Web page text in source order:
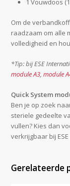
1 Vouwdoos
Om de
raadzaam om alle
volledigheid en
*Tip: bij ESE
module A3,module
Quick System
Ben je op zoek
steriele gedeelte
vullen? Kies dan
verkrijgbaar bij
Gerelateerde